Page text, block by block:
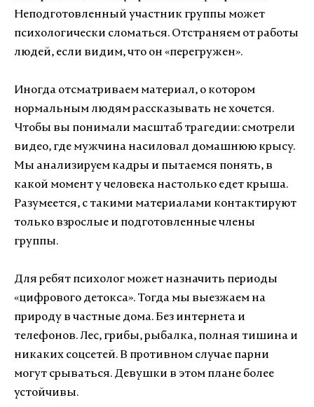
Неподготовленный участник группы может
психологически сломаться. Отстраняем от работы
людей, если видим, что он «перегружен».
Иногда отсматриваем материал, о котором
нормальным людям рассказывать не хочется.
Чтобы вы понимали масштаб трагедии: смотрели
видео, где мужчина насиловал домашнюю крысу.
Мы анализируем кадры и пытаемся понять, в
какой момент у человека настолько едет крыша.
Разумеется, с такими материалами контактируют
только взрослые и подготовленные члены
группы.
Для ребят психолог может назначить периоды
«цифрового детокса». Тогда мы выезжаем на
природу в частные дома. Без интернета и
телефонов. Лес, грибы, рыбалка, полная тишина и
никаких соцсетей. В противном случае парни
могут срываться. Девушки в этом плане более
устойчивы.